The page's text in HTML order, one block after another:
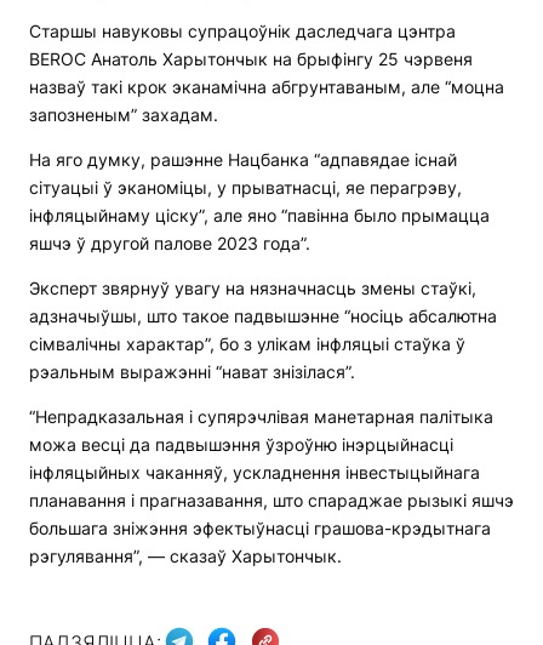
Старшы навуковы супрацоўнік даследчага цэнтра
BEROC Анатоль Харытончык на брыфінгу 25 чэрвеня
назваў такі крок эканамічна абгрунтаваным, але “моцна
запозненым” захадам.
На яго думку, рашэнне Нацбанка “адпавядае існай
сітуацыі ў эканоміцы, у прыватнасці, яе перагрэву,
інфляцыйнаму ціску”, але яно “павінна было прымацца
яшчэ ў другой палове 2023 года”.
Эксперт звярнуў увагу на нязначнасць змены стаўкі,
адзначыўшы, што такое падвышэнне “носіць абсалютна
сімвалічны характар”, бо з улікам інфляцыі стаўка ў
рэальным выражэнні “нават знізілася”.
“Непрадказальная і супярэчлівая манетарная палітыка
можа весці да падвышэння ўзроўню інэрцыйнасці
інфляцыйных чаканняў, ускладнення інвестыцыйнага
планавання і прагназавання, што спараджае рызыкі яшчэ
большага зніжэння эфектыўнасці грашова-крэдытнага
рэгулявання”, — сказаў Харытончык.